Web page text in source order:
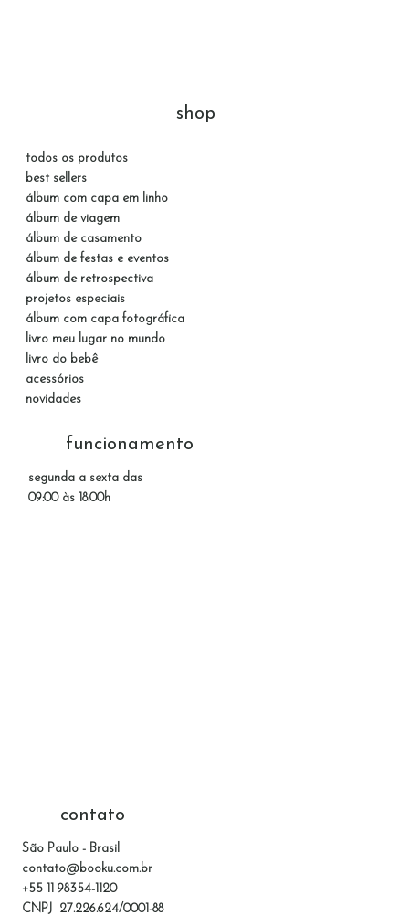
contato
São Paulo - Brasil
contato@booku.com.br
+55 11 98354-1120
CNPJ 27.226.624/0001-88
shop
todos os produtos
best sellers
álbum com capa em linho
álbum de viagem
álbum de casamento
álbum de festas e eventos
álbum de retrospectiva
projetos especiais
álbum com capa fotográfica
livro meu lugar no mundo
livro do bebê
acessórios
novidades
funcionamento
segunda a sexta das
09:00 às 18:00h